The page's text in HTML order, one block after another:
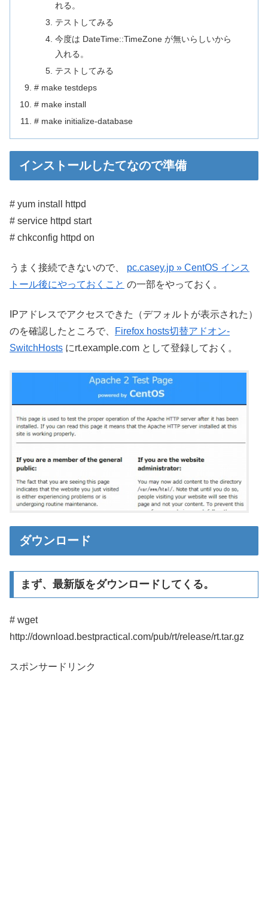
れる。
テストしてみる
今度は DateTime::TimeZone が無いらしいから
入れる。
テストしてみる
# make testdeps
# make install
# make initialize-database
インストールしたてなので準備
# yum install httpd
# service httpd start
# chkconfig httpd on
うまく接続できないので、 pc.casey.jp » CentOS インス
トール後にやっておくこと の一部をやっておく。
IPアドレスでアクセスできた（デフォルトが表示された）
のを確認したところで、
Firefox hosts切替アドオン-
SwitchHosts にrt.example.com として登録しておく。
ダウンロード
まず、最新版をダウンロードしてくる。
# wget
http://download.bestpractical.com/pub/rt/release/rt.tar.gz
スポンサードリンク